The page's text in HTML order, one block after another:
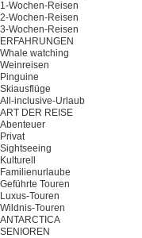
1-Wochen-Reisen
2-Wochen-Reisen
3-Wochen-Reisen
ERFAHRUNGEN
Whale watching
Weinreisen
Pinguine
Skiausflüge
All-inclusive-Urlaub
ART DER REISE
Abenteuer
Privat
Sightseeing
Kulturell
Familienurlaube
Geführte Touren
Luxus-Touren
Wildnis-Touren
ANTARCTICA
SENIOREN